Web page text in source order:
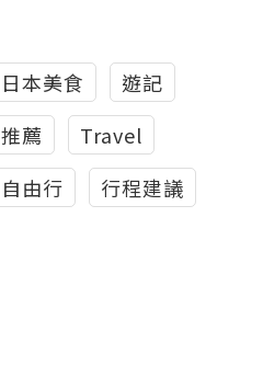
日本美食
遊記
推薦
Travel
自由行 行程建議